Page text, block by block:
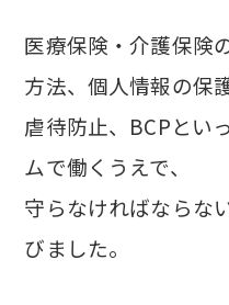
医療保険・介護保険
方法、個人情報の保護
虐待防止、BCPとい
ムで働くうえで、
守らなければならな
びました。